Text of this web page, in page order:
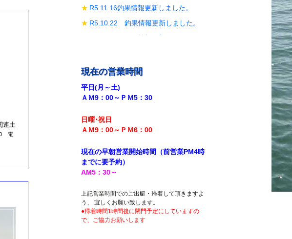
R5.11.16釣果情報更新しました。
R5.10.22 釣果情報更新しました。
R5.9.28 釣果情報更新しました。
R5.9.18釣果情報更新しました。
R5.8.12 釣果情報更新しました。
R5.7.27 釣果情報更新しました。
R5.7.16 釣果情報更新しました。
R5.7.14 釣果情報更新しました。
R5.7.7 釣果情報更新しました。
R5.7.3 釣果情報更新しました。
R5.6.24 釣果情報更新しました。
現在の営業時間
平日(月～土)
ＡＭ9：00～ＰＭ5：30
日曜･祝日
ＡＭ9：00～ＰＭ6 ：00
現在の早朝営業開始時間（前営業PM4時
までに要予約）
AM5 ：30～
上記営業時間でのご出艇・帰着して頂きますよ
う、 宜しくお願い致します。
●帰着時間1時間後に閉門予定にしていますの
で、ご協力お願いします
連土
電